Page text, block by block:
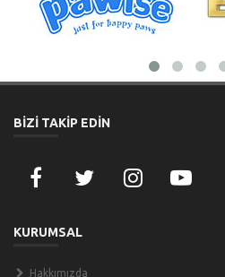
BİZİ TAKİP EDİN
KURUMSAL
Hakkımızda